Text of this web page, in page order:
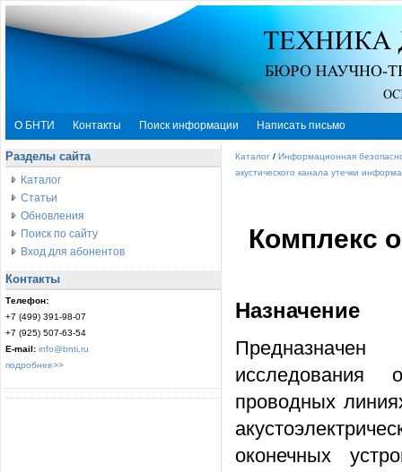
О БНТИ Контакты Поиск информации Написать письмо
Разделы сайта
Каталог
Статьи
Обновления
Поиск по сайту
Вход для абонентов
Контакты
Телефон:
+7 (499) 391-98-07
+7 (925) 507-63-54
E-mail: info@bnti.ru
подробнее>>
Каталог / Информационная
акустического канала утечки
Комплекс
Назначение
исследования
проводных
оконечных